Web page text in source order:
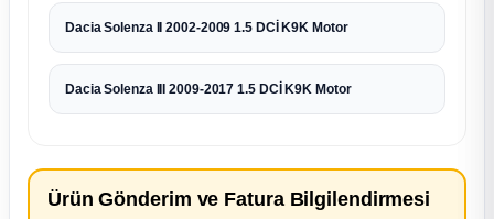
Dacia Solenza II 2002-2009 1.5 DCİ K9K Motor
Dacia Solenza III 2009-2017 1.5 DCİ K9K Motor
Ürün Gönderim ve Fatura Bilgilendirmesi